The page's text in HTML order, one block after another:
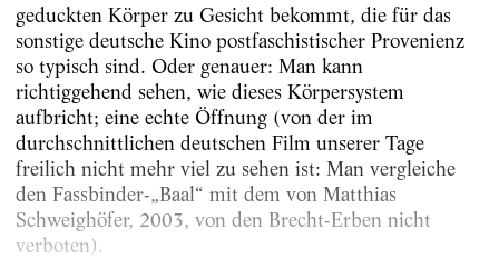
geduckten Körper zu Gesicht bekommt, die für das
sonstige deutsche Kino postfaschistischer Provenienz
so typisch sind. Oder genauer: Man kann
richtiggehend sehen, wie dieses Körpersystem
aufbricht; eine echte Öffnung (von der im
durchschnittlichen deutschen Film unserer Tage
freilich nicht mehr viel zu sehen ist: Man vergleiche
den Fassbinder-„Baal“ mit dem von Matthias
Schweighöfer, 2003, von den Brecht-Erben nicht
verboten).